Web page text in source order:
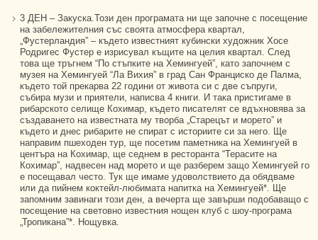
3 ДЕН – Закуска.Този ден програмата ни ще започне с посещение
на забележителния със своята атмосфера квартал,
„Фустерландия” – където известният кубински художник Хосе
Родригес Фустер е изрисувал къщите на целия квартал. След
това ще тръгнем “По стъпките на Хемингуей”, като започнем с
музея на Хемингуей “Ла Вихия” в град Сан Франциско де Палма,
където той прекарва 22 години от живота си с две съпруги,
събира музи и приятели, написва 4 книги. И така пристигаме в
рибарското селище Кохимар, където писателят се вдъхновява за
създаването на известната му творба „Старецът и морето” и
където и днес рибарите не спират с историите си за него. Ще
направим пшеходен тур, ще посетим паметника на Хемингуей в
центъра на Кохимар, ще седнем в ресторанта “Терасите на
Кохимар”, надвесен над морето и ще разберем защо Хемингуей го
е посещавал често. Тук ще имаме удоволствието да обядваме
или да пийнем коктейл-любимата напитка на Хемингуей*. Ще
запомним завинаги този ден, а вечерта ще завърши подобаващо с
посещение на световно известния нощен клуб с шоу-програма
„Тропикана”*. Нощувка.